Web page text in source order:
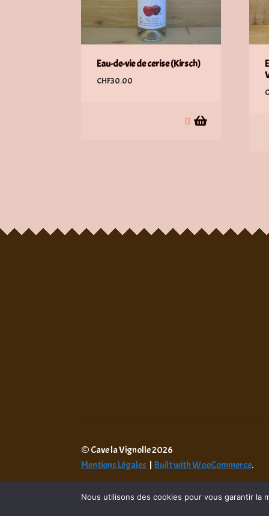
Eau-de-vie de cerise (Kirsch)
CHF30.00
© Cave la Vignolle 2026
Mentions Légales
Built with WooCommerce.
Nous utilisons des cookies pour vous garantir